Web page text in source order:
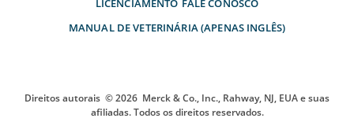
LICENCIAMENTO FALE CONOSCO
MANUAL DE VETERINÁRIA (APENAS INGLÊS)
Direitos autorais © 2026 Merck & Co., Inc., Rahway, NJ, EUA e suas
afiliadas. Todos os direitos reservados.